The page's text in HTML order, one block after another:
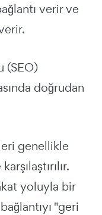
verir ve
(SEO)
doğrudan
genellikle
yoluyla bir
"geri